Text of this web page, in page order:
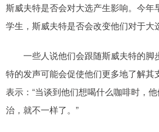
斯威夫特是否会对大选产生影响。今年
学生，斯威夫特是否会改变他们对于大
一些人说他们会跟随斯威夫特的脚
特的发声可能会促使他们更多地了解其
表示：“当谈到他们想喝什么咖啡时，
治，就不一样了。”